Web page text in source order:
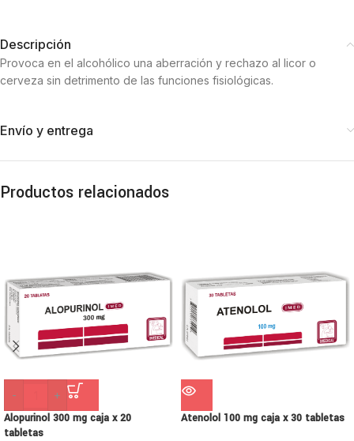
Descripción
Provoca en el alcohólico una aberración y rechazo al licor o
cerveza sin detrimento de las funciones fisiológicas.
Envío y entrega
Productos relacionados
- +
Alopurinol 300 mg caja x 20
tabletas
Atenolol 100 mg caja x 30 tabletas